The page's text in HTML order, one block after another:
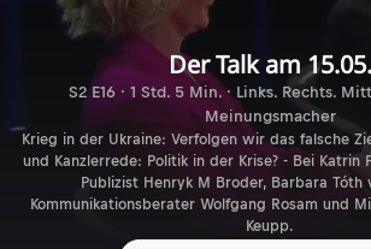
Der Talk am 15.05.
S2 E16 · 1 Std. 5 Min. · Links. Rechts.
Meinungsmacher
Krieg in der Ukraine: Verfolgen wir das falsche
und Kanzlerrede: Politik in der Krise? - Bei Katrin
Publizist Henryk M Broder, Barbara Tóth
Kommunikationsberater Wolfgang Rosam und
Keupp.